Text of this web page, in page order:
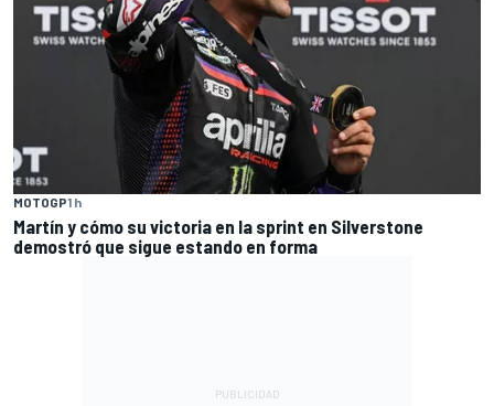
MOTOGP1 h
Martín y cómo su victoria en la sprint en Silverstone
demostró que sigue estando en forma